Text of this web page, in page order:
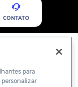
CONTATO
para
personalizar